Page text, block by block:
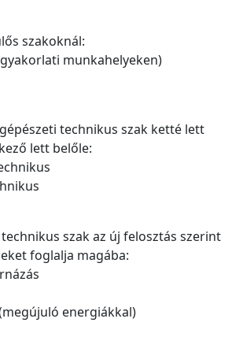
szakoknál:
munkahelyeken)
technikus szak ketté lett
lett belőle:
szak az új felosztás szerint
foglalja magába:
energiákkal)